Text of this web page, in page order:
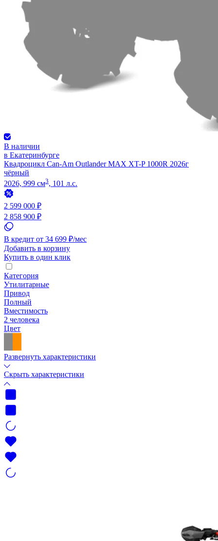
В наличии
в Екатеринбурге
Квадроцикл Can-Am Outlander MAX XT-P 1000R 2026г
чёрный
2026, 999 см3, 101 л.с.
2 599 000 ₽
2 858 900 ₽
В кредит от 34 699 ₽/мес
Добавить в корзину
Купить в один клик
Категория
Утилитарные
Привод
Полный
Вместимость
2 человека
Цвет
Развернуть характеристики
Скрыть характеристики